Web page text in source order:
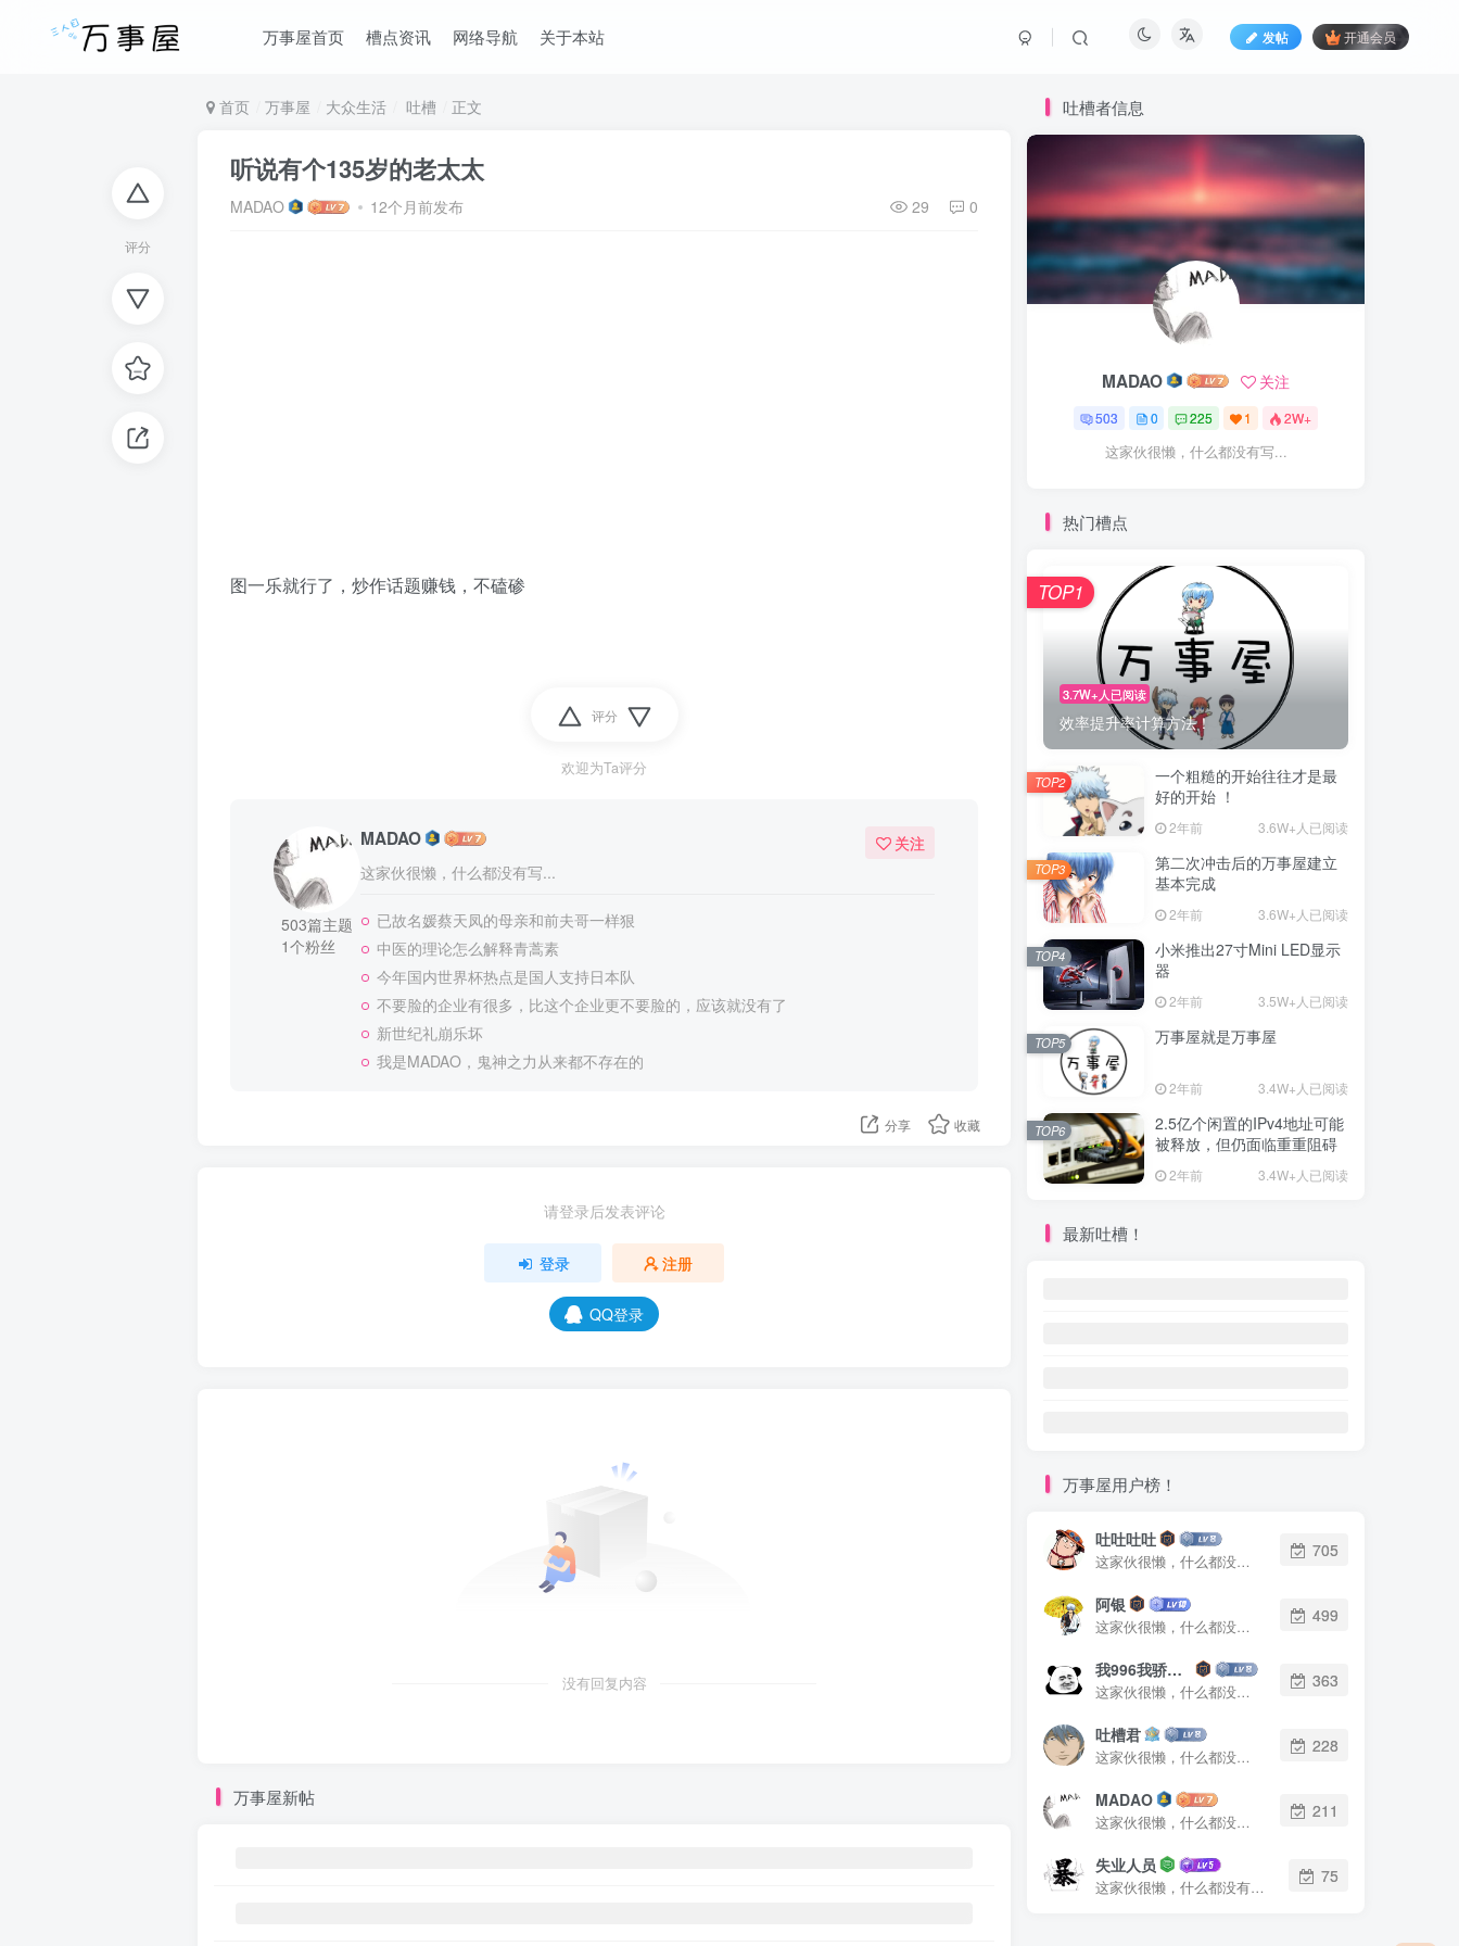
万事屋首页 槽点资讯 网络导航 关于本站 发帖 开通会员
评分
首页 万事屋 大众生活 吐槽 正文
听说有个135岁的老太太
MADAO 12个月前发布 29 0
图一乐就行了，炒作话题赚钱，不磕碜
评分
欢迎为Ta评分
503篇主题
1个粉丝
MADAO
这家伙很懒，什么都没有写...
关注
已故名媛蔡天凤的母亲和前夫哥一样狠
中医的理论怎么解释青蒿素
今年国内世界杯热点是国人支持日本队
不要脸的企业有很多，比这个企业更不要脸的，应该就没有了
新世纪礼崩乐坏
我是MADAO，鬼神之力从来都不存在的
分享 收藏
请登录后发表评论
登录 注册
QQ登录
没有回复内容
万事屋新帖
吐槽者信息
MADAO 关注
503 0 225 1 2W+
这家伙很懒，什么都没有写...
热门槽点
3.7W+人已阅读
效率提升率计算方法！
TOP1
一个粗糙的开始往往才是最
好的开始 ！
2年前 3.6W+人已阅读
TOP2
第二次冲击后的万事屋建立
基本完成
2年前 3.6W+人已阅读
TOP3
小米推出27寸Mini LED显示
器
2年前 3.5W+人已阅读
TOP4
万事屋就是万事屋
2年前 3.4W+人已阅读
TOP5
2.5亿个闲置的IPv4地址可能
被释放，但仍面临重重阻碍
2年前 3.4W+人已阅读
TOP6
最新吐槽！
万事屋用户榜！
吐吐吐吐
这家伙很懒，什么都没有写...
705
阿银
这家伙很懒，什么都没有写...
499
我996我骄傲了么
这家伙很懒，什么都没有写...
363
吐槽君
这家伙很懒，什么都没有写...
228
MADAO
这家伙很懒，什么都没有写...
211
失业人员
这家伙很懒，什么都没有写...
75